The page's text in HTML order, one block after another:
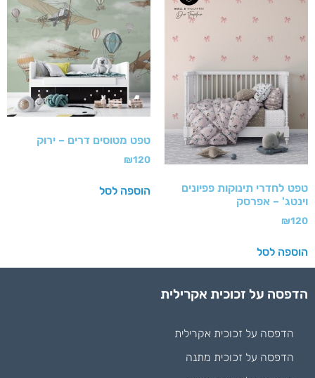
טפט לחדרי תינוקות פפיונים
וינטג' – אפרסק
₪120
הוספה לסל
טפט מטוסים דרים – ירוק
₪120
הוספה לסל
הדפסה על זכוכית אקרילית
הדפסה על זכוכית אקרילית
הדפסה על זכוכית מתנה